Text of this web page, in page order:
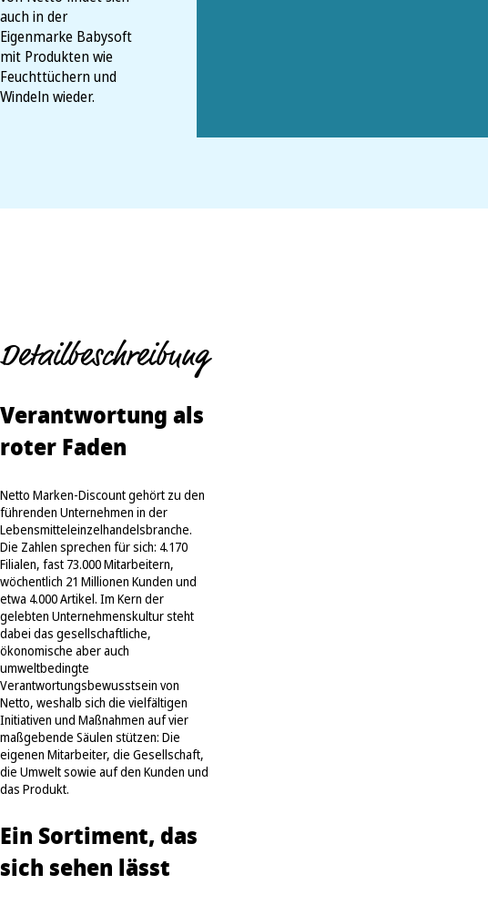
auch in der
Eigenmarke Babysoft
mit Produkten wie
Feuchttüchern und
Windeln wieder.
Detailbeschreibung
Verantwortung als
roter Faden
Netto Marken-Discount gehört zu den
führenden Unternehmen in der
Lebensmitteleinzelhandelsbranche.
Die Zahlen sprechen für sich: 4.170
Filialen, fast 73.000 Mitarbeitern,
wöchentlich 21 Millionen Kunden und
etwa 4.000 Artikel. Im Kern der
gelebten Unternehmenskultur steht
dabei das gesellschaftliche,
ökonomische aber auch
umweltbedingte
Verantwortungsbewusstsein von
Netto, weshalb sich die vielfältigen
Initiativen und Maßnahmen auf vier
maßgebende Säulen stützen: Die
eigenen Mitarbeiter, die Gesellschaft,
die Umwelt sowie auf den Kunden und
das Produkt.
Ein Sortiment, das
sich sehen lässt